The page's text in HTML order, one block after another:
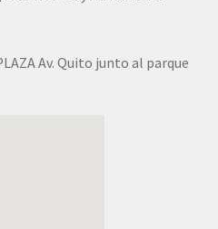
Av. Quito junto al parque